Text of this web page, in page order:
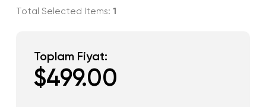
Toplam Fiyat:
$499.00
1